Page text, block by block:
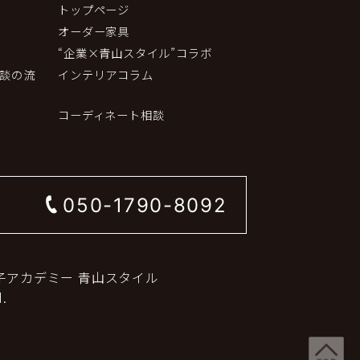
トップページ
オーダー家具
“企業×青山スタイル”コラボ
の流
インテリアコラム
コーディネート相談
050-1790-8092
アカデミー 青山スタイル